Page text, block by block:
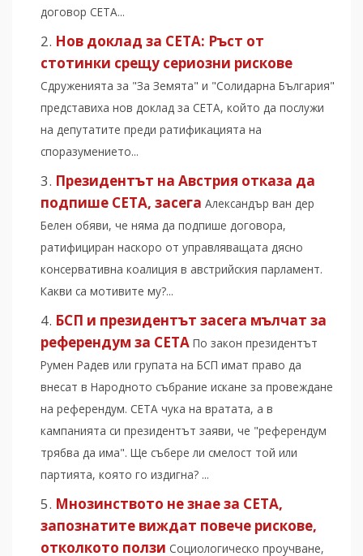
договор СЕТА...
Нов доклад за CETA: Ръст от
стотинки срещу сериозни рискове
Сдруженията за "За Земята" и "Солидарна България"
представиха нов доклад за CETA, който да послужи
на депутатите преди ратификацията на
споразумението...
Президентът на Австрия отказа да
подпише СЕТА, засега Александър ван дер
Белен обяви, че няма да подпише договора,
ратифициран наскоро от управляващата дясно
консервативна коалиция в австрийския парламент.
Какви са мотивите му?...
БСП и президентът засега мълчат за
референдум за CETA По закон президентът
Румен Радев или групата на БСП имат право да
внесат в Народното събрание искане за провеждане
на референдум. CETA чука на вратата, а в
кампанията си президентът заяви, че "референдум
трябва да има". Ще събере ли смелост той или
партията, която го издигна? ...
Мнозинството не знае за CETA,
запознатите виждат повече рискове,
отколкото ползи Социологическо проучване,